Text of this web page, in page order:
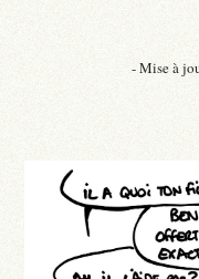
- Mise à